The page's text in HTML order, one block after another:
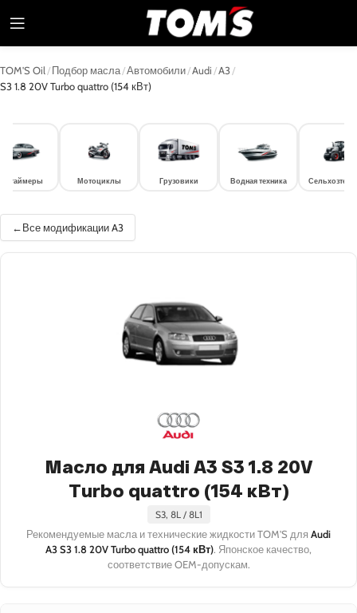
TOM'S Oil /Подбор масла/Автомобили/Audi /A3/
S3 1.8 20V Turbo quattro (154 кВт)
Мотоциклы Грузовики Водная техника
Все модификации A3
Масло для Audi A3 S3 1.8 20V
Turbo quattro (154 кВт)
S3, 8L / 8L1
Рекомендуемые масла и технические жидкости TOM'S для Audi
A3 S3 1.8 20V Turbo quattro (154 кВт). Японское качество,
соответствие OEM-допускам.